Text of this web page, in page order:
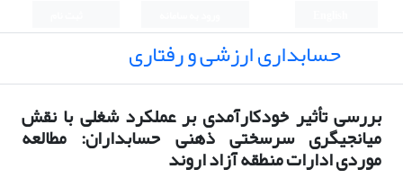
حسابداری ارزشی و رفتاری
بررسی تأثیر خودکارآمدی بر عملکرد شغلی با نقش
میانجیگری سرسختی ذهنی حسابداران: مطالعه
موردی ادارات منطقه آزاد اروند